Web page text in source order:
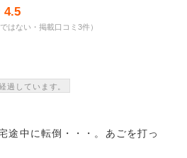
4.5
はない・掲載口コミ3件）
過しています。
途中に転倒・・・。あごを打っ